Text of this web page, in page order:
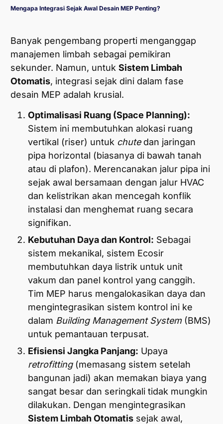
Mengapa Integrasi Sejak Awal Desain MEP Penting?
Banyak pengembang properti menganggap
manajemen limbah sebagai pemikiran
sekunder. Namun, untuk Sistem Limbah
Otomatis, integrasi sejak dini dalam fase
desain MEP adalah krusial.
Optimalisasi Ruang (Space Planning):
Sistem ini membutuhkan alokasi ruang
vertikal (riser) untuk chutedan jaringan
pipa horizontal (biasanya di bawah tanah
atau di plafon). Merencanakan jalur pipa ini
sejak awal bersamaan dengan jalur HVAC
dan kelistrikan akan mencegah konflik
instalasi dan menghemat ruang secara
signifikan.
Kebutuhan Daya dan Kontrol: Sebagai
sistem mekanikal, sistem Ecosir
membutuhkan daya listrik untuk unit
vakum dan panel kontrol yang canggih.
Tim MEP harus mengalokasikan daya dan
mengintegrasikan sistem kontrol ini ke
dalam Building Management System(BMS)
untuk pemantauan terpusat.
Efisiensi Jangka Panjang: Upaya
retrofitting(memasang sistem setelah
bangunan jadi) akan memakan biaya yang
sangat besar dan seringkali tidak mungkin
dilakukan. Dengan mengintegrasikan
Sistem Limbah Otomatis sejak awal,